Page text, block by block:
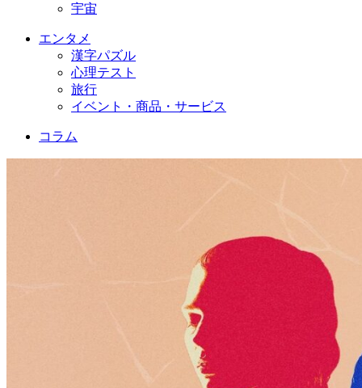
宇宙
エンタメ
漢字パズル
心理テスト
旅行
イベント・商品・サービス
コラム